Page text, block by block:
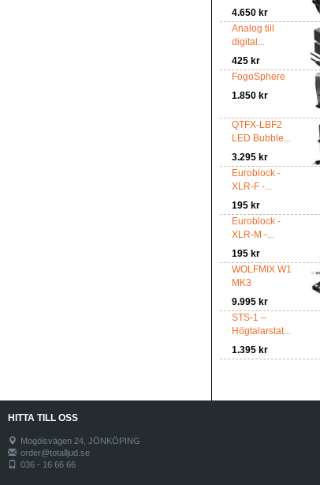
4.650 kr
Analog till
digital...
425 kr
FogoSphere
1.850 kr
QTFX-LBF2
LED Bubble...
3.295 kr
Euroblock -
XLR-F -...
195 kr
Euroblock -
XLR-M -...
195 kr
WOLFMIX W1
MK3
9.995 kr
STS-1 –
Högtalarstat...
1.395 kr
HITTA TILL OSS
Mogölsvägen 24, JÖNKÖPING
order@totalljud.se
036 - 16 66 66